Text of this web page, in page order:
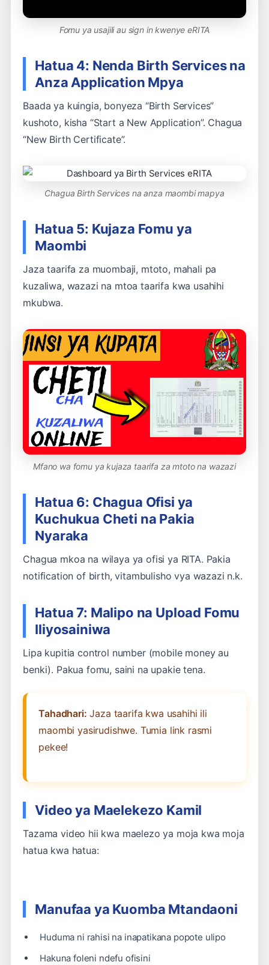
Fomu ya usajili au sign in kwenye eRITA
Hatua 4: Nenda Birth Services na
Anza Application Mpya
Baada ya kuingia, bonyeza “Birth Services”
kushoto, kisha “Start a New Application”. Chagua
“New Birth Certificate”.
Chagua Birth Services na anza maombi mapya
Hatua 5: Kujaza Fomu ya
Maombi
Jaza taarifa za muombaji, mtoto, mahali pa
kuzaliwa, wazazi na mtoa taarifa kwa usahihi
mkubwa.
Mfano wa fomu ya kujaza taarifa za mtoto na wazazi
Hatua 6: Chagua Ofisi ya
Kuchukua Cheti na Pakia
Nyaraka
Chagua mkoa na wilaya ya ofisi ya RITA. Pakia
notification of birth, vitambulisho vya wazazi n.k.
Hatua 7: Malipo na Upload Fomu
Iliyosainiwa
Lipa kupitia control number (mobile money au
benki). Pakua fomu, saini na upakie tena.
Tahadhari: Jaza taarifa kwa usahihi ili
maombi yasirudishwe. Tumia link rasmi
pekee!
Video ya Maelekezo Kamil
Tazama video hii kwa maelezo ya moja kwa moja
hatua kwa hatua:
Manufaa ya Kuomba Mtandaoni
Huduma ni rahisi na inapatikana popote ulipo
Hakuna foleni ndefu ofisini